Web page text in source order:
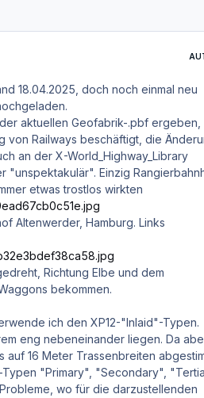
18.04.2025, doch noch einmal neu
aktuellen Geofabrik-.pbf ergeben,
von Railways beschäftigt, die
an der X-World_Highway_Library
"unspektakulär". Einzig
etwas trostlos wirkten
Altenwerder, Hamburg. Links
Richtung Elbe und dem
bekommen.
ich den XP12-"Inlaid"-Typen.
eng nebeneinander liegen. Da
auf 16 Meter Trassenbreiten
"Primary", "Secondary",
wo für die darzustellenden